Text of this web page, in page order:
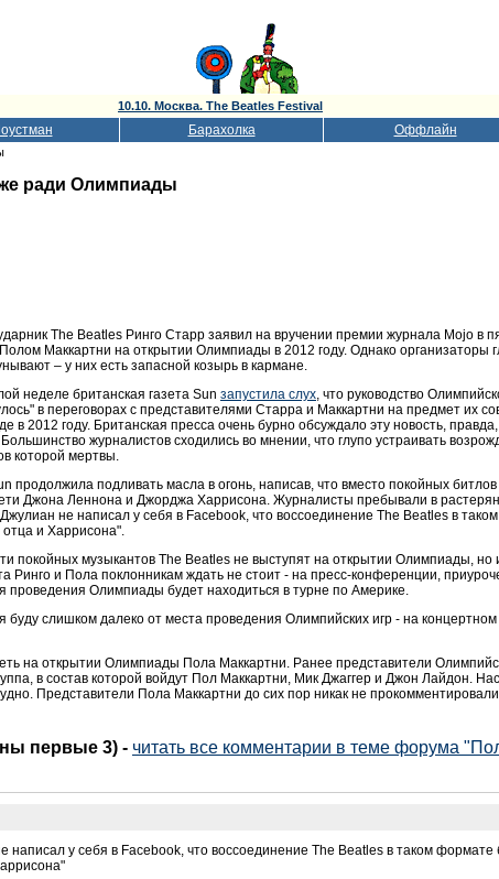
10.10. Москва. The Beatles Festival
Барахолка Оффлайн
ради Олимпиады
The Beatles Ринго Старр заявил на вручении премии журнала Mojo в
Маккартни на открытии Олимпиады в 2012 году. Однако организаторы
– у них есть запасной козырь в кармане.
неделе британская газета Sun запустила слух , что руководство
в переговорах с представителями Старра и Маккартни на предмет их
в 2012 году. Британская пресса очень бурно обсуждало эту новость,
журналистов сходились во мнении, что глупо устраивать
которой мертвы.
продолжила подливать масла в огонь, написав, что вместо покойных
Джона Леннона и Джорджа Харрисона. Журналисты пребывали в
не написал у себя в Facebook, что воссоединение The Beatles в
и Харрисона".
покойных музыкантов The Beatles не выступят на открытии Олимпиады,
Ринго и Пола поклонникам ждать не стоит - на пресс-конференции,
проведения Олимпиады будет находиться в турне по Америке.
слишком далеко от места проведения Олимпийских игр - на
на открытии Олимпиады Пола Маккартни. Ранее представители
в состав которой войдут Пол Маккартни, Мик Джаггер и Джон Лайдон.
Представители Пола Маккартни до сих пор никак не прокомментировали
первые 3) - читать все комментарии в теме форума
написал у себя в Facebook, что воссоединение The Beatles в таком